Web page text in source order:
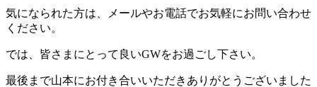
気になられた方は、メールやお電話でお気軽にお問い合わせ
ください。
では、皆さまにとって良いGWをお過ごし下さい。
最後まで山本にお付き合いいただきありがとうございました